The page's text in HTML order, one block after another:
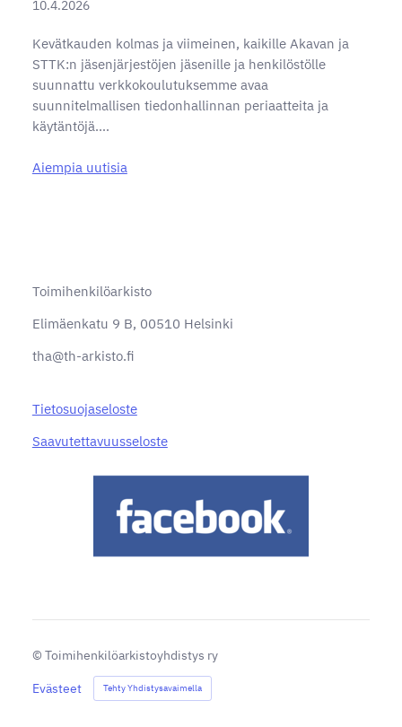
10.4.2026
Kevätkauden kolmas ja viimeinen, kaikille Akavan ja
STTK:n jäsenjärjestöjen jäsenille ja henkilöstölle
suunnattu verkkokoulutuksemme avaa
suunnitelmallisen tiedonhallinnan periaatteita ja
käytäntöjä.…
Aiempia uutisia
Toimihenkilöarkisto
Elimäenkatu 9 B, 00510 Helsinki
tha@th-arkisto.fi
Tietosuojaseloste
Saavutettavuusseloste
© Toimihenkilöarkistoyhdistys ry
Evästeet Tehty Yhdistysavaimella